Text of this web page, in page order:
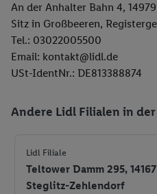
An der Anhalter Bahn 4,
Sitz in Großbeeren,
Tel.: 03022005500
Email: kontakt@lidl.de
USt-IdentNr.: DE813388874
Andere Lidl Filialen in
Lidl Filiale
Teltower Damm 295,
Steglitz-Zehlendorf